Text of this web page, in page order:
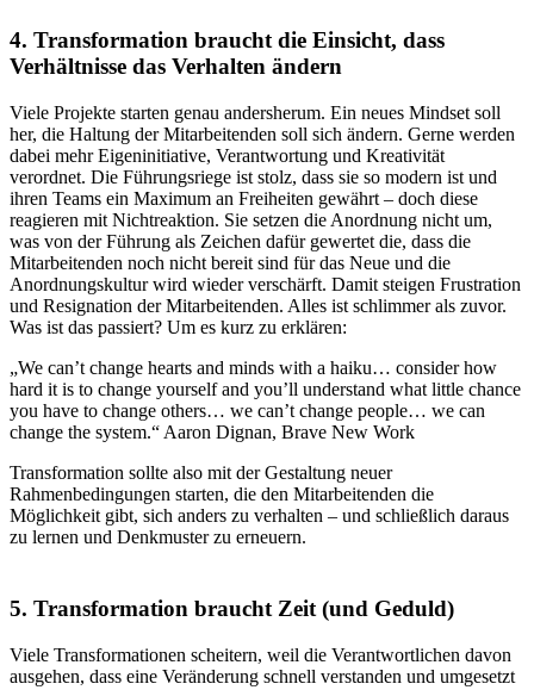
4. Transformation braucht die Einsicht, dass
Verhältnisse das Verhalten ändern
Viele Projekte starten genau andersherum. Ein neues Mindset soll
her, die Haltung der Mitarbeitenden soll sich ändern. Gerne werden
dabei mehr Eigeninitiative, Verantwortung und Kreativität
verordnet. Die Führungsriege ist stolz, dass sie so modern ist und
ihren Teams ein Maximum an Freiheiten gewährt – doch diese
reagieren mit Nichtreaktion. Sie setzen die Anordnung nicht um,
was von der Führung als Zeichen dafür gewertet die, dass die
Mitarbeitenden noch nicht bereit sind für das Neue und die
Anordnungskultur wird wieder verschärft. Damit steigen Frustration
und Resignation der Mitarbeitenden. Alles ist schlimmer als zuvor.
Was ist das passiert? Um es kurz zu erklären:
„We can’t change hearts and minds with a haiku… consider how
hard it is to change yourself and you’ll understand what little chance
you have to change others… we can’t change people… we can
change the system.“ Aaron Dignan, Brave New Work
Transformation sollte also mit der Gestaltung neuer
Rahmenbedingungen starten, die den Mitarbeitenden die
Möglichkeit gibt, sich anders zu verhalten – und schließlich daraus
zu lernen und Denkmuster zu erneuern.
5. Transformation braucht Zeit (und Geduld)
Viele Transformationen scheitern, weil die Verantwortlichen davon
ausgehen, dass eine Veränderung schnell verstanden und umgesetzt